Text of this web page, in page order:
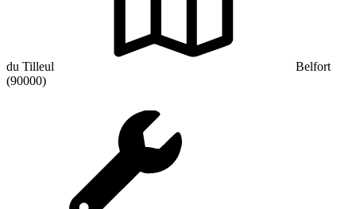
du Tilleul
Belfort
(90000)